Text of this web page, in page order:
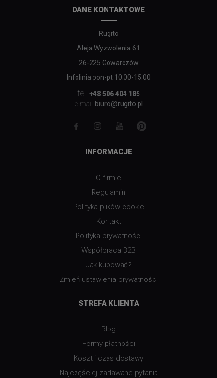
DANE KONTAKTOWE
Rugito
Aleja Wyzwolenia 61
26-225 Gowarczów
Infolinia pon-pt 10:00-15:00
tel. +48 506 404 185
e-mail: biuro@rugito.pl
INFORMACJE
O firmie
Regulamin
Polityka plików cookie
Kontakt
Polityka prywatności
Współpraca B2B
Jak kupować?
Zmień ustawienia prywatności
STREFA KLIENTA
Blog
Formy płatności
Koszt i czas dostawy
Najczęściej zadawane pytania